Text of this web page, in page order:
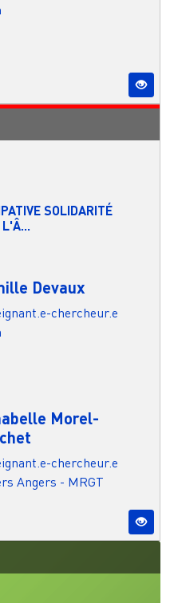
SOLIDARITÉ
L'Â...
Devaux
chercheur.e
Morel-
chercheur.e
Angers - MRGT